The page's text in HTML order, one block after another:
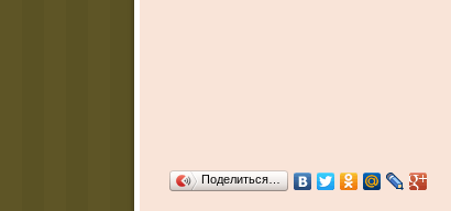
Поделиться…